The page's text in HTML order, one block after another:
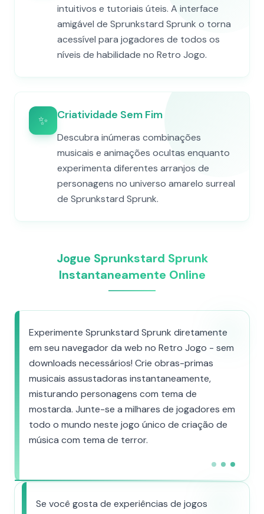
intuitivos e tutoriais úteis. A interface
amigável de Sprunkstard Sprunk o torna
acessível para jogadores de todos os
níveis de habilidade no Retro Jogo.
✨ Criatividade Sem Fim
Descubra inúmeras combinações
musicais e animações ocultas enquanto
experimenta diferentes arranjos de
personagens no universo amarelo surreal
de Sprunkstard Sprunk.
Jogue Sprunkstard Sprunk
Instantaneamente Online
Experimente Sprunkstard Sprunk diretamente
em seu navegador da web no Retro Jogo - sem
downloads necessários! Crie obras-primas
musicais assustadoras instantaneamente,
misturando personagens com tema de
mostarda. Junte-se a milhares de jogadores em
todo o mundo neste jogo único de criação de
música com tema de terror.
Se você gosta de experiências de jogos